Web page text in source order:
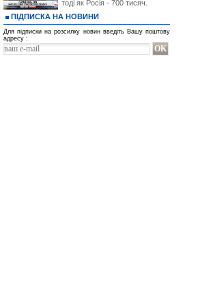
тоді як Росія - 700 тисяч.
ПІДПИСКА НА НОВИНИ
Для підписки на розсилку новин введіть Вашу поштову
адресу :